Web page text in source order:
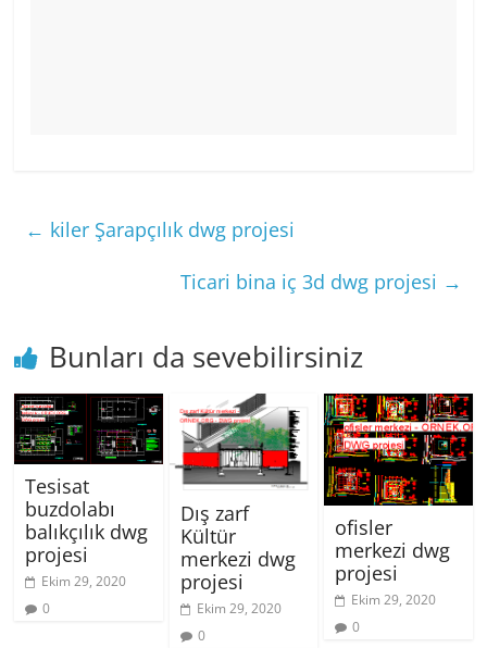
← kiler Şarapçılık dwg projesi
Ticari bina iç 3d dwg projesi →
Bunları da sevebilirsiniz
Tesisat
buzdolabı
balıkçılık dwg
projesi
Ekim 29, 2020
0
Dış zarf
Kültür
merkezi dwg
projesi
Ekim 29, 2020
0
ofisler
merkezi dwg
projesi
Ekim 29, 2020
0